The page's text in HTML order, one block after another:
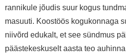
rannikule jõudis suur kogus
masuuti. Koostöös kogukonnaga
niivõrd edukalt, et see sündmus
päästekeskuselt aasta teo